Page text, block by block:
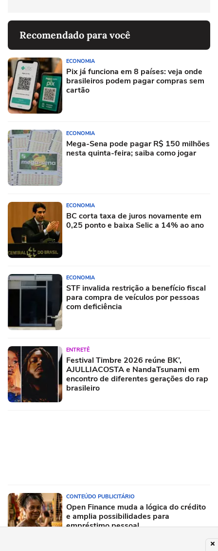
Recomendado para você
ECONOMIA
Pix já funciona em 8 países: veja onde
brasileiros podem pagar compras sem
cartão
ECONOMIA
Mega-Sena pode pagar R$ 150 milhões
nesta quinta-feira; saiba como jogar
ECONOMIA
BC corta taxa de juros novamente em
0,25 ponto e baixa Selic a 14% ao ano
ECONOMIA
STF invalida restrição a benefício fiscal
para compra de veículos por pessoas
com deficiência
ENTRETÊ
Festival Timbre 2026 reúne BK’,
AJULLIACOSTA e NandaTsunami em
encontro de diferentes gerações do rap
brasileiro
CONTEÚDO PUBLICITÁRIO
Open Finance muda a lógica do crédito
e amplia possibilidades para
empréstimo pessoal